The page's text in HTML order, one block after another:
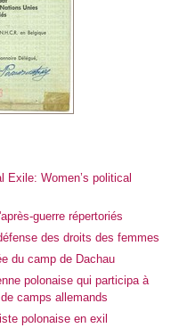
Women’s political
guerre répertoriés
des droits des femmes
du camp de Dachau
polonaise qui participa à
camps allemands
polonaise en exil